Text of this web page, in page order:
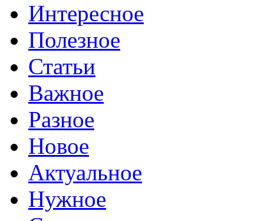
Интересное
Полезное
Статьи
Важное
Разное
Новое
Актуальное
Нужное